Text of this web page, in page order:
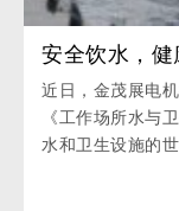
安全饮水，
近日，金茂展电
《工作场所水与
水和卫生设施的世